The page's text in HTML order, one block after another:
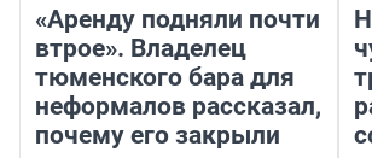
«Аренду подняли почти
втрое». Владелец
тюменского бара для
неформалов рассказал,
почему его закрыли